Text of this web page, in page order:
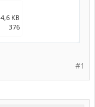
KB
376
#1